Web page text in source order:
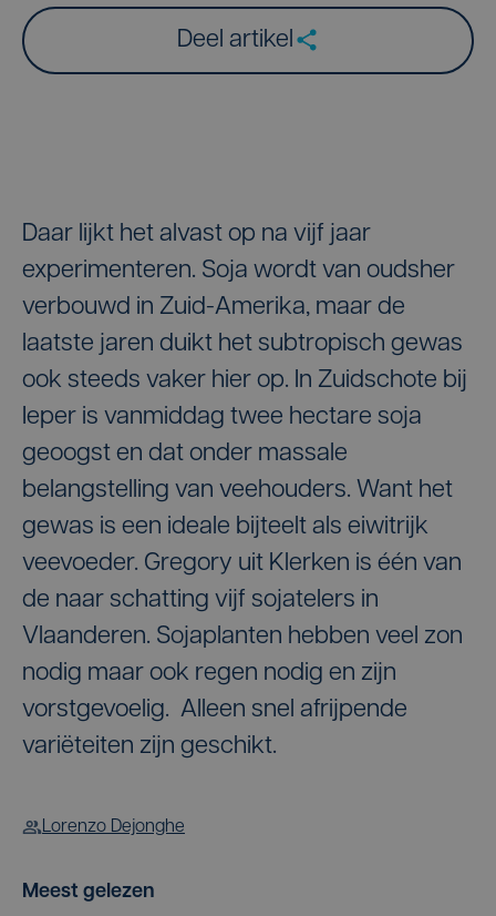
Deel artikel
Daar lijkt het alvast op na vijf jaar
experimenteren. Soja wordt van oudsher
verbouwd in Zuid-Amerika, maar de
laatste jaren duikt het subtropisch gewas
ook steeds vaker hier op. In Zuidschote bij
Ieper is vanmiddag twee hectare soja
geoogst en dat onder massale
belangstelling van veehouders. Want het
gewas is een ideale bijteelt als eiwitrijk
veevoeder. Gregory uit Klerken is één van
de naar schatting vijf sojatelers in
Vlaanderen. Sojaplanten hebben veel zon
nodig maar ook regen nodig en zijn
vorstgevoelig. Alleen snel afrijpende
variëteiten zijn geschikt.
Lorenzo Dejonghe
Meest gelezen